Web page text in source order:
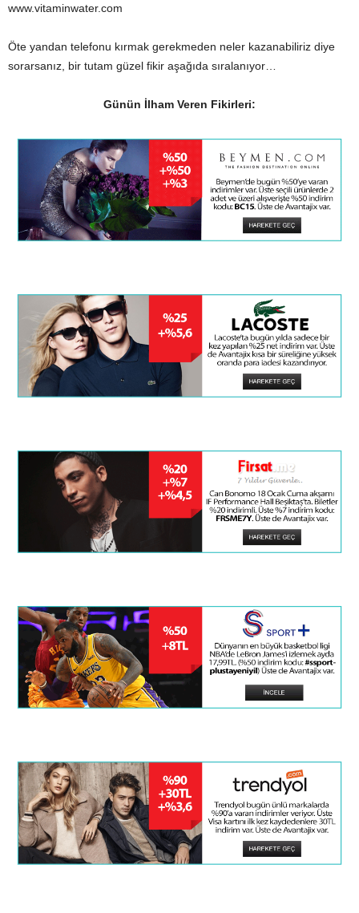
www.vitaminwater.com
Öte yandan telefonu kırmak gerekmeden neler kazanabiliriz diye
sorarsanız, bir tutam güzel fikir aşağıda sıralanıyor…
Günün İlham Veren Fikirleri: